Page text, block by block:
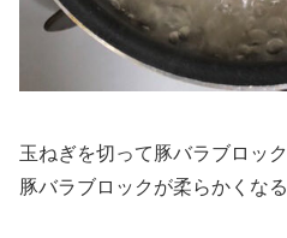
玉ねぎを切って豚バラブロッ
豚バラブロックが柔らかくな